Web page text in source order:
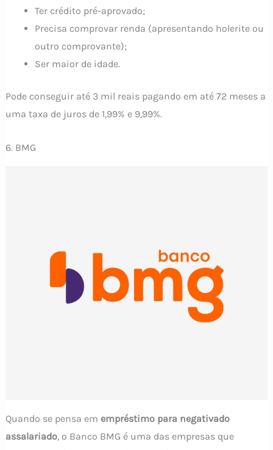
Ter crédito pré-aprovado;
Precisa comprovar renda (apresentando holerite ou
outro comprovante);
Ser maior de idade.
Pode conseguir até 3 mil reais pagando em até 72 meses a
uma taxa de juros de 1,99% e 9,99%.
6. BMG
Quando se pensa em empréstimo para negativado
assalariado, o Banco BMG é uma das empresas que